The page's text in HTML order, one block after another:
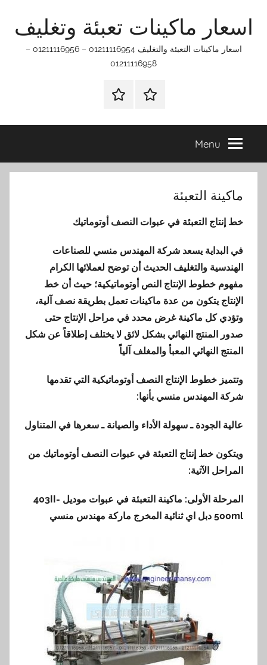
اسعار ماكينات تعبئة وتغليف
اسعار ماكينات التعبئة والتغليف 01211116954 – 01211116956 –
01211116958
الرئيسيهاتـصـل
في
التي
Menu
ماكينة التعبئة
خط إنتاج التعبئة في عبوات النصف أوتوماتيك
في البداية يسعد شركة المهندس منسي للصناعات
الهندسية والتغليف الحديث أن توضح لعملائها الكرام
مفهوم خطوط الإنتاج النص أوتوماتيكية؛ حيث أن خط
الإنتاج يتكون من عدة ماكينات تعمل بطريقة نصف آلية،
وتؤدي كل ماكينة غرض محدد في مراحل الإنتاج حتى
صدور المنتج النهائي بشكل لائق لا يختلف إطلاقاً عن شكل
المنتج النهائي المعبأ والمغلف آلياً
وتتميز خطوط الإنتاج النصف أوتوماتيكية التي تقدمها
شركة المهندس منسي بأنها:
عالية الجودة ـ سهولة الأداء والصيانة ـ سعرها في المتناول
ويتكون خط إنتاج التعبئة في عبوات النصف أوتوماتيك من
المراحل الآتية:
المرحلة الأولى: ماكينة التعبئة في عبوات موديل 403II-
500ml دبل اي ثنائية المخرج ماركة مهندس منسي